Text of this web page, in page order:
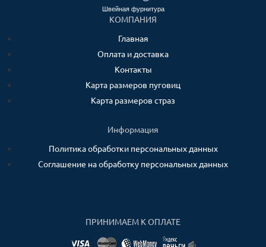
Швейная фурнитура
КОМПАНИЯ
Главная
Оплата и доставка
Контакты
Карта размеров пуговиц
Карта размеров страз
Информация
Политика обработки персональных данных
Соглашение на обработку персональных данных
ПРИНИМАЕМ К ОПЛАТЕ